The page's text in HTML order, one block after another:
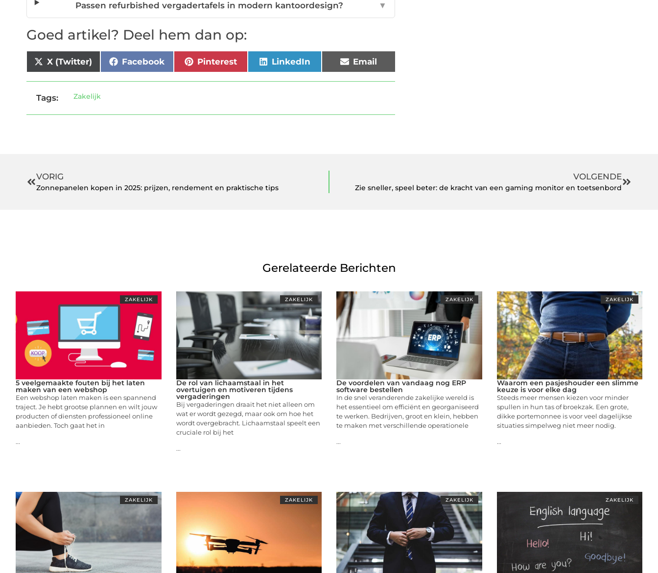
Passen refurbished vergadertafels in modern kantoordesign? ▼
Goed artikel? Deel hem dan op:
X (Twitter) Facebook Pinterest LinkedIn Email
Tags: Zakelijk
VORIG
Zonnepanelen kopen in 2025: prijzen, rendement en praktische tips
VOLGENDE
Zie sneller, speel beter: de kracht van een gaming monitor en toetsenbord
Gerelateerde Berichten
ZAKELIJK
5 veelgemaakte fouten bij het laten
maken van een webshop
Een webshop laten maken is een spannend
traject. Je hebt grootse plannen en wilt jouw
producten of diensten professioneel online
aanbieden. Toch gaat het in
...
ZAKELIJK
De rol van lichaamstaal in het
overtuigen en motiveren tijdens
vergaderingen
Bij vergaderingen draait het niet alleen om
wat er wordt gezegd, maar ook om hoe het
wordt overgebracht. Lichaamstaal speelt een
cruciale rol bij het
...
ZAKELIJK
De voordelen van vandaag nog ERP
software bestellen
In de snel veranderende zakelijke wereld is
het essentieel om efficiënt en georganiseerd
te werken. Bedrijven, groot en klein, hebben
te maken met verschillende operationele
...
ZAKELIJK
Waarom een pasjeshouder een slimme
keuze is voor elke dag
Steeds meer mensen kiezen voor minder
spullen in hun tas of broekzak. Een grote,
dikke portemonnee is voor veel dagelijkse
situaties simpelweg niet meer nodig.
...
ZAKELIJK ZAKELIJK ZAKELIJK ZAKELIJK